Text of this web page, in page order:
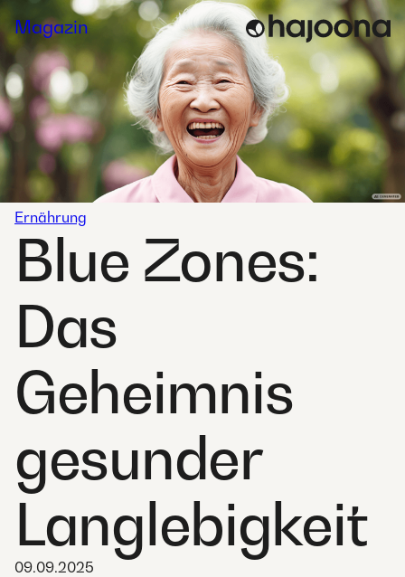
Skip
to
content
Magazin
Ernährung
Blue Zones:
Das
Geheimnis
gesunder
Langlebigkeit
09.09.2025